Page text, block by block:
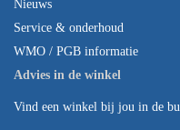
Nieuws
Service & onderhoud
WMO / PGB informatie
Advies in de winkel
Vind een winkel bij jou in de